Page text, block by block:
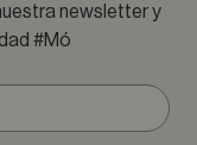
newsletter y
#Mó